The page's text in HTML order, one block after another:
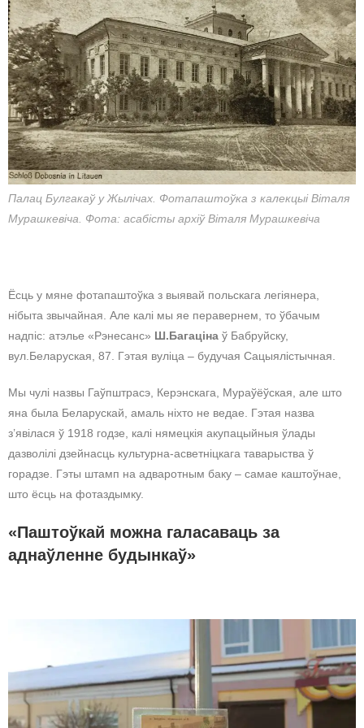
Палац Булгакаў у Жылічах. Фотапаштоўка з калекцыі Віталя
Мурашкевіча. Фота: асабісты архіў Віталя Мурашкевіча
Ёсць у мяне фотапаштоўка з выявай польскага легіянера,
нібыта звычайная. Але калі мы яе перавернем, то ўбачым
надпіс: атэлье «Рэнесанс» Ш.Багаціна ў Бабруйску,
вул.Беларуская, 87. Гэтая вуліца – будучая Сацыялістычная.
Мы чулі назвы Гаўпштрасэ, Керэнскага, Мураўёўская, але што
яна была Беларускай, амаль ніхто не ведае. Гэтая назва
з’явілася ў 1918 годзе, калі нямецкія акупацыйныя ўлады
дазволілі дзейнасць культурна-асветніцкага таварыства ў
горадзе. Гэты штамп на адваротным баку – самае каштоўнае,
што ёсць на фотаздымку.
«Паштоўкай можна галасаваць за
аднаўленне будынкаў»